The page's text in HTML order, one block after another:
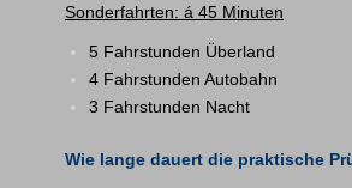
Sonderfahrten: á 45 Minuten
5 Fahrstunden Überland
4 Fahrstunden Autobahn
3 Fahrstunden Nacht
Wie lange dauert die praktische